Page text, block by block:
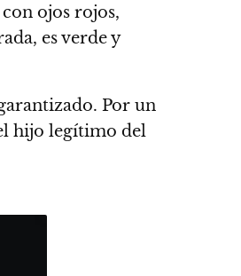
ojos rojos,
es verde y
Por un
hijo legítimo del